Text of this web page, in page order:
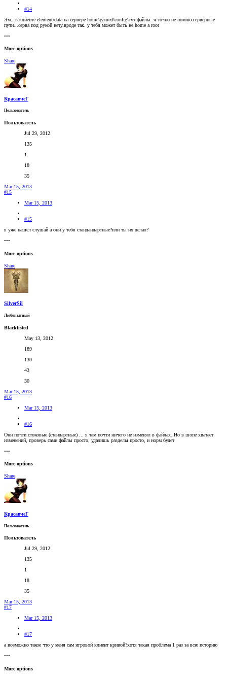
#14
Эм...в клиенте element\data на сервере home\gamed\config\тут файлы. я точно не помню серверные
пути...серва под рукой нету.вроде так. у тебя может быть не home а root
•••
More options
Share
КрасавчеГ
Пользователь
Пользователь
Jul 29, 2012
135
1
18
35
Mar 15, 2013
#15
Mar 15, 2013
#15
я уже нашел слушай а они у тебя стандандартные?или ты их делал?
•••
More options
Share
SilverSil
Любопытный
Blacklisted
May 13, 2012
189
130
43
30
Mar 15, 2013
#16
Mar 15, 2013
#16
Они почти стоковые (стандартные) ... я там почти ничего не изменял в файлах. Но в шопе хватает
изменений, проверь сами файлы просто, удалишь разделы просто, и норм будет
•••
More options
Share
КрасавчеГ
Пользователь
Пользователь
Jul 29, 2012
135
1
18
35
Mar 15, 2013
#17
Mar 15, 2013
#17
а возможно такое что у меня сам игровой клиент кривой?хотя такая проблема 1 раз за всю историю
•••
More options